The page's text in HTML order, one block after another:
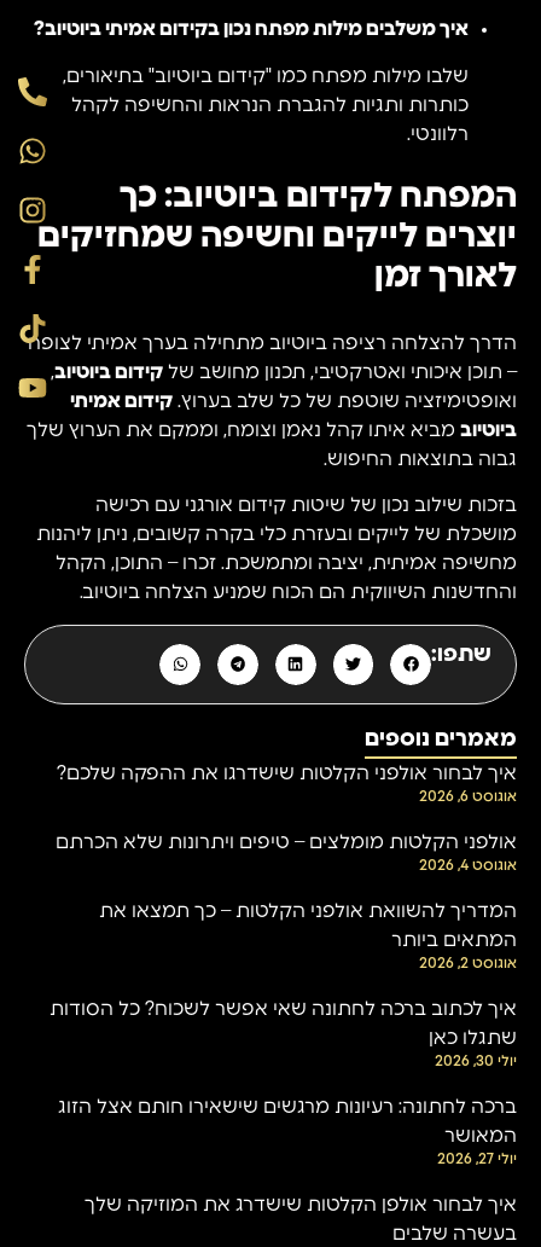
איך משלבים מילות מפתח נכון בקידום אמיתי ביוטיוב?
שלבו מילות מפתח כמו "קידום ביוטיוב" בתיאורים,
כותרות ותגיות להגברת הנראות והחשיפה לקהל
רלוונטי.
המפתח לקידום ביוטיוב: כך
יוצרים לייקים וחשיפה שמחזיקים
לאורך זמן
הדרך להצלחה רציפה ביוטיוב מתחילה בערך אמיתי לצופה
– תוכן איכותי ואטרקטיבי, תכנון מחושב של קידום ביוטיוב,
ואופטימיזציה שוטפת של כל שלב בערוץ. קידום אמיתי
ביוטיוב מביא איתו קהל נאמן וצומח, וממקם את הערוץ שלך
גבוה בתוצאות החיפוש.
בזכות שילוב נכון של שיטות קידום אורגני עם רכישה
מושכלת של לייקים ובעזרת כלי בקרה קשובים, ניתן ליהנות
מחשיפה אמיתית, יציבה ומתמשכת. זכרו – התוכן, הקהל
והחדשנות השיווקית הם הכוח שמניע הצלחה ביוטיוב.
שתפו:
מאמרים נוספים
איך לבחור אולפני הקלטות שישדרגו את ההפקה שלכם?
אוגוסט 6, 2026
אולפני הקלטות מומלצים – טיפים ויתרונות שלא הכרתם
אוגוסט 4, 2026
המדריך להשוואת אולפני הקלטות – כך תמצאו את
המתאים ביותר
אוגוסט 2, 2026
איך לכתוב ברכה לחתונה שאי אפשר לשכוח? כל הסודות
שתגלו כאן
יולי 30, 2026
ברכה לחתונה: רעיונות מרגשים שישאירו חותם אצל הזוג
המאושר
יולי 27, 2026
איך לבחור אולפן הקלטות שישדרג את המוזיקה שלך
בעשרה שלבים